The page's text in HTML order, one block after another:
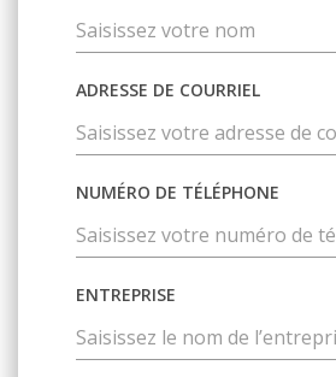
ADRESSE DE COURRIEL
NUMÉRO DE TÉLÉPHONE
ENTREPRISE